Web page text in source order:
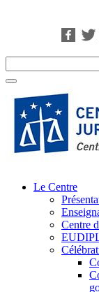
Le Centre
Centre